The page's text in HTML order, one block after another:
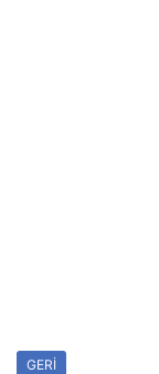
GERİ